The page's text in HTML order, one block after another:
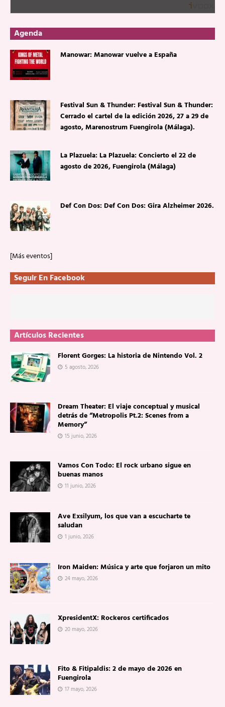
Agenda
Manowar: Manowar vuelve a España
Festival Sun & Thunder: Festival Sun & Thunder:
Cerrado el cartel de la edición 2026, 27 a 29 de
agosto, Marenostrum Fuengirola (Málaga).
La Plazuela: La Plazuela: Concierto el 22 de
agosto de 2026, Fuengirola (Málaga)
Def Con Dos: Def Con Dos: Gira Alzheimer 2026.
[Más eventos]
Seguir En Facebook
Artículos Recientes
Florent Gorges: La historia de Nintendo Vol. 2
5 agosto, 2026
Dream Theater: El viaje conceptual y musical
detrás de “Metropolis Pt.2: Scenes from a
Memory”
15 junio, 2026
Vamos Con Todo: El rock urbano sigue en
buenas manos
11 junio, 2026
Ave Exsilyum, los que van a escucharte te
saludan
1 junio, 2026
Iron Maiden: Música y arte que forjaron un mito
24 mayo, 2026
XpresidentX: Rockeros certificados
20 mayo, 2026
Fito & Fitipaldis: 2 de mayo de 2026 en
Fuengirola
17 mayo, 2026